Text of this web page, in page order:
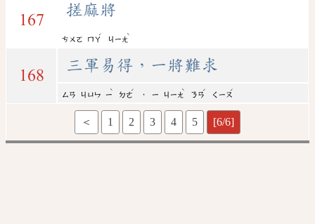
167
搓麻將
ㄘㄨㄛ ㄇㄚ
ˊ
ㄐㄧㄤ
ˋ
168
三軍易得，一將難求
ㄙㄢ ㄐㄩㄣ ㄧ
ˋ
ㄉㄜ
ˊ
， ㄧ ㄐㄧㄤ
ˋ
ㄋㄢ
ˊ
ㄑㄧㄡ
ˊ
＜ 1 2 3 4 5 [6/6]